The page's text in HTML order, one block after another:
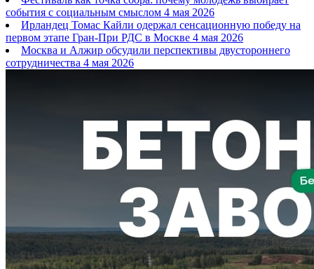
события с социальным смыслом 4 мая 2026
Ирландец Томас Кайли одержал сенсационную победу на
первом этапе Гран-При РДС в Москве 4 мая 2026
Москва и Алжир обсудили перспективы двустороннего
сотрудничества 4 мая 2026